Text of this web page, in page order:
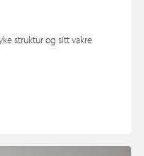
struktur og sitt vakre